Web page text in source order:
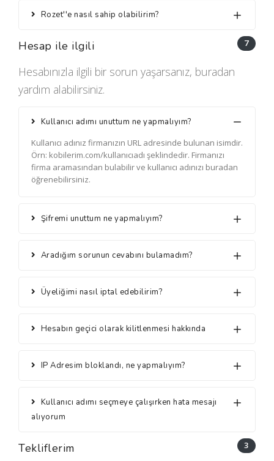
Rozet''e nasıl sahip olabilirim?
Hesap ile ilgili 7
Hesabınızla ilgili bir sorun yaşarsanız, buradan
yardım alabilirsiniz.
Kullanıcı adımı unuttum ne yapmalıyım?
Kullanıcı adınız firmanızın URL adresinde bulunan isimdir.
Örn: kobilerim.com/kullanıcıadı şeklindedir. Firmanızı
firma aramasından bulabilir ve kullanıcı adınızı buradan
öğrenebilirsiniz.
Şifremi unuttum ne yapmalıyım?
Aradığım sorunun cevabını bulamadım?
Üyeliğimi nasıl iptal edebilirim?
Hesabın geçici olarak kilitlenmesi hakkında
IP Adresim bloklandı, ne yapmalıyım?
Kullanıcı adımı seçmeye çalışırken hata mesajı
alıyorum
Tekliflerim 3